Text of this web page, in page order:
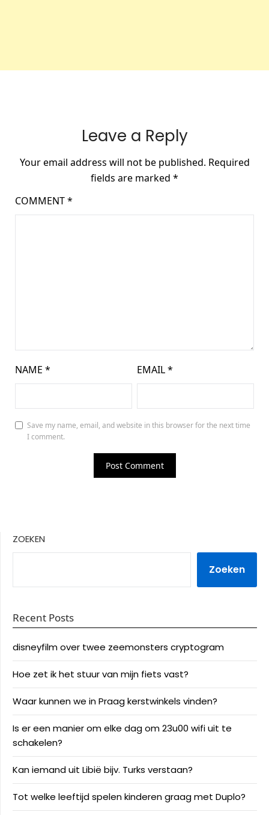
Leave a Reply
Your email address will not be published. Required
fields are marked *
COMMENT*
NAME * EMAIL*
Save my name, email, and website in this browser for the next time
I comment.
ZOEKEN
Zoeken
Recent Posts
disneyfilm over twee zeemonsters cryptogram
Hoe zet ik het stuur van mijn fiets vast?
Waar kunnen we in Praag kerstwinkels vinden?
Is er een manier om elke dag om 23u00 wifi uit te
schakelen?
Kan iemand uit Libië bijv. Turks verstaan?
Tot welke leeftijd spelen kinderen graag met Duplo?